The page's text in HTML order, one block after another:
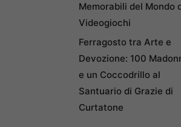
Memorabili del Mondo
Videogiochi
Ferragosto tra Arte e
Devozione: 100
e un Coccodrillo al
Santuario di Grazie di
Curtatone